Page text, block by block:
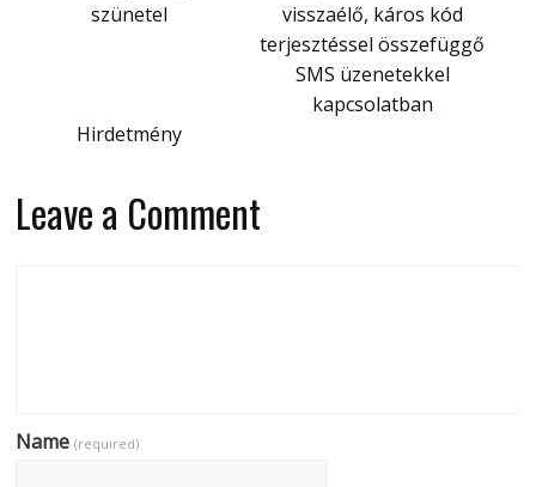
szünetel
visszaélő, káros kód
terjesztéssel összefüggő
SMS üzenetekkel
kapcsolatban
Hirdetmény
Leave a Comment
Name(required)